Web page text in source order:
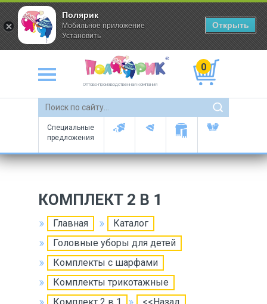
Оптово-производственная компания
0
Специальные
предложения
КОМПЛЕКТ 2 В 1
Главная
Каталог
Головные уборы для детей
Комплекты с шарфами
Комплекты трикотажные
Полярик
Мобильное приложение
Установить
Открыть